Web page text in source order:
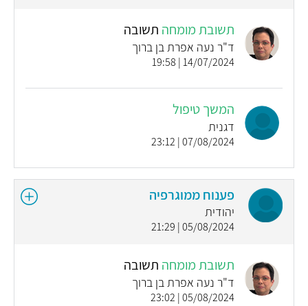
תשובת מומחה תשובה
ד"ר נעה אפרת בן ברוך
14/07/2024 | 19:58
המשך טיפול
דגנית
07/08/2024 | 23:12
פענוח ממוגרפיה
יהודית
05/08/2024 | 21:29
תשובת מומחה תשובה
ד"ר נעה אפרת בן ברוך
05/08/2024 | 23:02